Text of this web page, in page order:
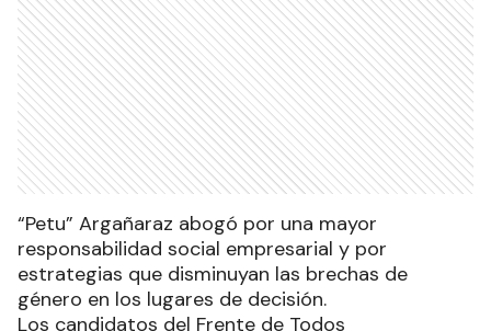
“Petu” Argañaraz abogó por una mayor
responsabilidad social empresarial y por
estrategias que disminuyan las brechas de
género en los lugares de decisión.
Los candidatos del Frente de Todos